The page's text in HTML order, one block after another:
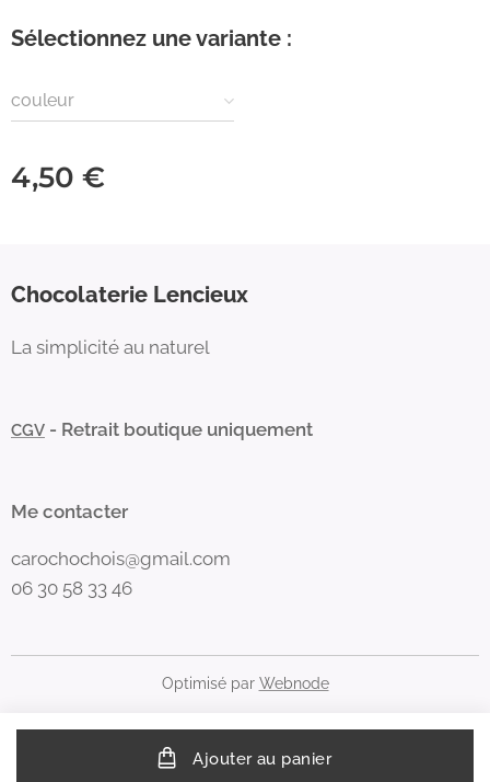
Sélectionnez une variante :
couleur
4,50 €
Ajouter au panier
Chocolaterie Lencieux
La simplicité au naturel
CGV - Retrait boutique uniquement
Me contacter
carochochois@gmail.com
06 30 58 33 46
Optimisé par Webnode